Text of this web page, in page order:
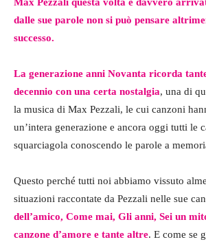
dalle sue parole non si può pensare
successo.
La generazione anni Novanta ricorda
decennio con una certa nostalgia, una di
la musica di Max Pezzali, le cui canzoni
un’intera generazione e ancora oggi tutti le
squarciagola conoscendo le parole a
Questo perché tutti noi abbiamo vissuto
situazioni raccontate da Pezzali nelle sue
dell’amico, Come mai, Gli anni, Sei un
canzone d’amore e tante altre. E come se